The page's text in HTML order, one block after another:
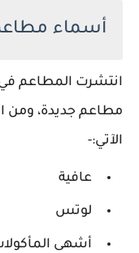
أسماء
انتشرت المطاعم في
مطاعم جديدة، ومن
الآتي:-
عافية
لوتس
أشهى